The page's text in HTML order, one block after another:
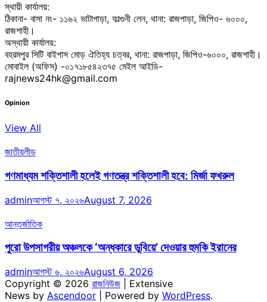
স্থায়ী কার্যালয়:
ঠিকানা- বাসা নং- ১১৬২ ভাটাপাড়া, ফাল্গুনী লেন, থানা: রাজপাড়া, জিপিও- ৬০০০,
রাজশাহী।
অস্থায়ী কার্যালয়:
বহরমপুর সিটি বাইপাস মোড় ঐতিহ্য চত্বর, থানা: রাজপাড়া, জিপিও-৬০০০, রাজশাহী।
মোবাইল (অফিস) -০১৭১৮৫৪২৩৭৫ মেইল আইডি-
rajnews24hk@gmail.com
Opinion
View All
জাতীয়লীড
গণমাধ্যম শক্তিশালী হলেই গণতন্ত্র শক্তিশালী হবে: মির্জা ফখরুল
adminআগস্ট ৭, ২০২৬August 7, 2026
আন্তর্জাতিক
পুরো উপসাগরীয় অঞ্চলকে ‘অন্ধকারে ডুবিয়ে’ দেওয়ার হুমকি ইরানের
adminআগস্ট ৬, ২০২৬August 6, 2026
Copyright © 2026 রাজনিউজ | Extensive
News by Ascendoor | Powered by WordPress.